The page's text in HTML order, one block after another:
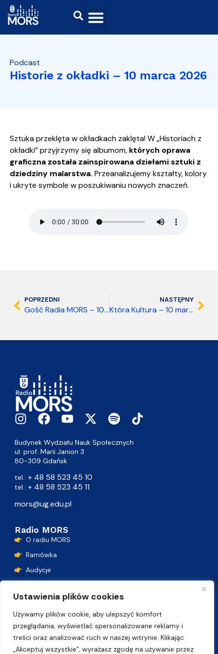
Ustawienia plików cookies
Używamy plików cookie, aby ulepszyć komfort
przeglądania, wyświetlać spersonalizowane reklamy i
treści oraz analizować ruch w naszej witrynie. Klikając
„Akceptuj wszystkie”, wyrażasz zgodę na używanie przez
Podcast
Historie z okładki – 10 marca 2026
Sztuka przeklęta w okładkach zaklęta! W „Historiach z
okładki” przyjrzymy się albumom, których oprawa
graficzna została zainspirowana dziełami sztuki z
dziedziny malarstwa. Przeanalizujemy kształty, kolory
i ukryte symbole w poszukiwaniu nowych znaczeń.
POPRZEDNI
Gość Radia MORS – 10 marca 2026
NASTĘPNY
Która Kultura – 10 marca 2026
Budynek Wydziału Nauk Społecznych
ul. prof. Marii Janion 3
80-309 Gdańsk
tel.: + 48 58 523 45 10
tel.: + 48 58 523 45 11
mors@ug.edu.pl
Radio MORS
O radiu MORS
Ramówka
Audycje
Lista przebojów
Kontakt